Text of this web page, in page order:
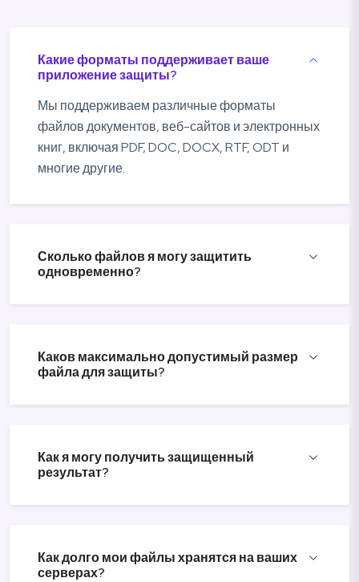
Какие форматы поддерживает ваше
приложение защиты?
Мы поддерживаем различные форматы
файлов документов, веб-сайтов и электронных
книг, включая PDF, DOC, DOCX, RTF, ODT и
многие другие.
Сколько файлов я могу защитить
одновременно?
Каков максимально допустимый размер
файла для защиты?
Как я могу получить защищенный
результат?
Как долго мои файлы хранятся на ваших
серверах?